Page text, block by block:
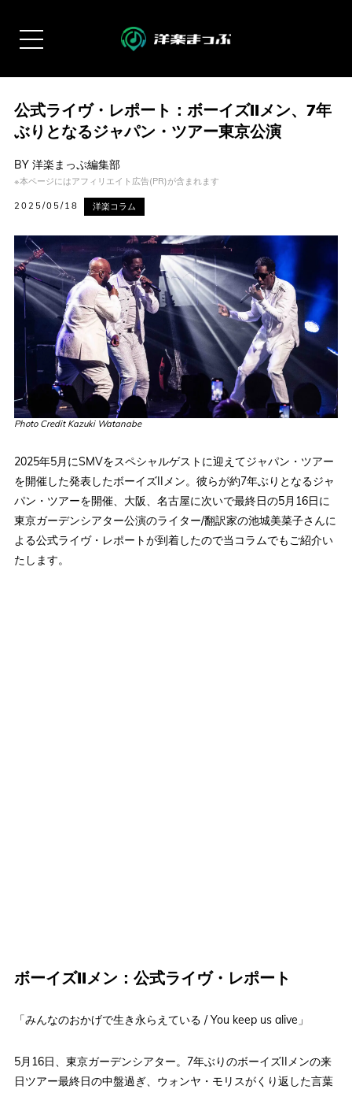
公式ライヴ・レポート：ボーイズIIメン、7年
ぶりとなるジャパン・ツアー東京公演
BY 洋楽まっぷ編集部
※本ページにはアフィリエイト広告(PR)が含まれます
2025/05/18 洋楽コラム
Photo Credit Kazuki Watanabe
2025年5月にSMVをスペシャルゲストに迎えてジャパン・ツアー
を開催した発表したボーイズIIメン。彼らが約7年ぶりとなるジャ
パン・ツアーを開催、大阪、名古屋に次いで最終日の5月16日に
東京ガーデンシアター公演のライター/翻訳家の池城美菜子さんに
よる公式ライヴ・レポートが到着したので当コラムでもご紹介い
たします。
ボーイズIIメン：公式ライヴ・レポート
「みんなのおかげで生き永らえている / You keep us alive」
5月16日、東京ガーデンシアター。7年ぶりのボーイズIIメンの来
日ツアー最終日の中盤過ぎ、ウォンヤ・モリスがくり返した言葉